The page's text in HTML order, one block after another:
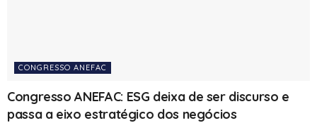
CONGRESSO ANEFAC
Congresso ANEFAC: ESG deixa de ser discurso e
passa a eixo estratégico dos negócios